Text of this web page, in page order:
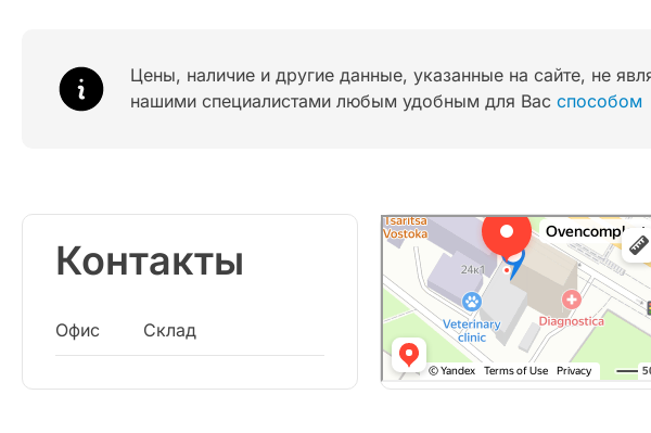
Цены, наличие и другие данные, указанные на сайте, не
нашими специалистами любым удобным для Вас способом
Контакты
Офис Склад